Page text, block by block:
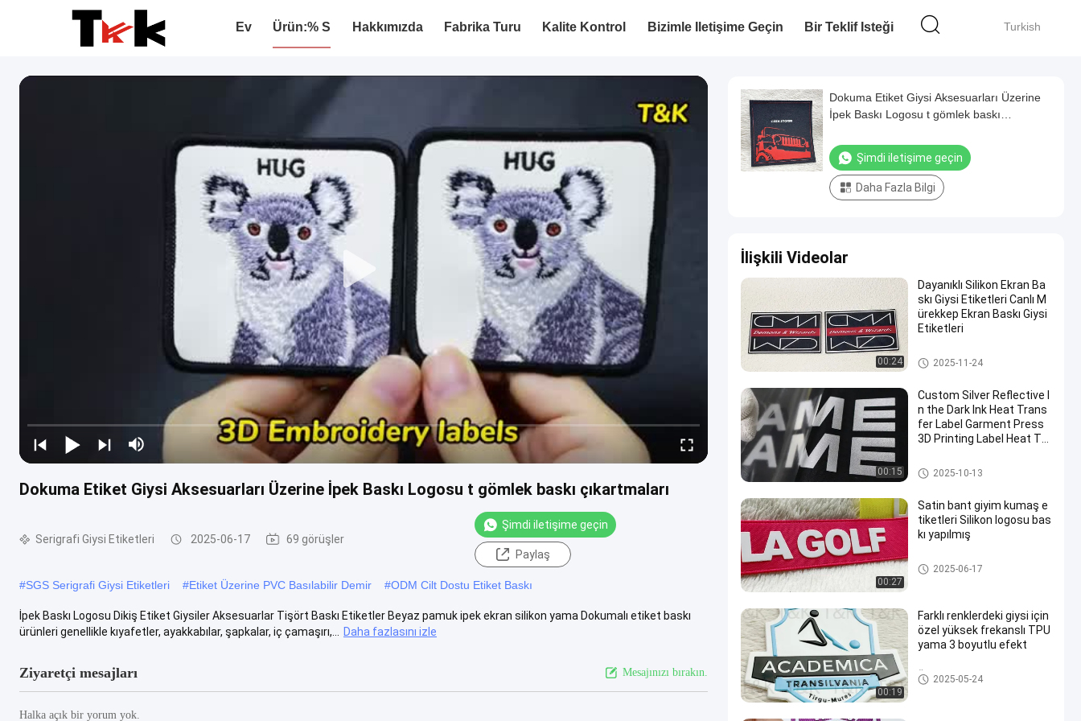
Turkish
Ev Ürün:% S Hakkımızda Fabrika Turu Kalite Kontrol Bizimle Iletişime Geçin Bir Teklif Isteği
Dokuma Etiket Giysi Aksesuarları Üzerine İpek Baskı Logosu t gömlek baskı çıkartmaları
Serigrafi Giysi Etiketleri 2025-06-17 69 görüşler
Şimdi iletişime geçin
Paylaş
#SGS Serigrafi Giysi Etiketleri #Etiket Üzerine PVC Basılabilir Demir #ODM Cilt Dostu Etiket Baskı
İpek Baskı Logosu Dikiş Etiket Giysiler Aksesuarlar Tişört Baskı Etiketler Beyaz pamuk ipek ekran silikon yama Dokumalı etiket baskı
ürünleri genellikle kıyafetler, ayakkabılar, şapkalar, iç çamaşırı,...
Daha fazlasını izle
Ziyaretçi mesajları Mesajınızı bırakın.
Halka açık bir yorum yok.
Dokuma Etiket Giysi Aksesuarları Üzerine
İpek Baskı Logosu t gömlek baskı
Şimdi iletişime geçin
Daha Fazla Bilgi
İlişkili Videolar
00:24
Dayanıklı Silikon Ekran Ba
skı Giysi Etiketleri Canlı M
ürekkep Ekran Baskı Giysi
Etiketleri
Serigrafi Giysi Etiketleri
2025-11-24
00:15
Custom Silver Reflective I
n the Dark Ink Heat Trans
fer Label Garment Press
3D Printing Label Heat Tra
bel
Serigrafi Giysi Etiketleri
2025-10-13
00:27
Satin bant giyim kumaş e
tiketleri Silikon logosu bas
kı yapılmış
Serigrafi Giysi Etiketleri
2025-06-17
00:19
Farklı renklerdeki giysi için
özel yüksek frekanslı TPU
yama 3 boyutlu efekt
Özel Giysi Yamaları
2025-05-24